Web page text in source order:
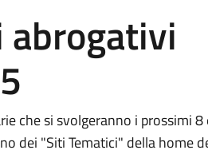
abrogativi
che si svolgeranno i prossimi 8
dei "Siti Tematici" della home